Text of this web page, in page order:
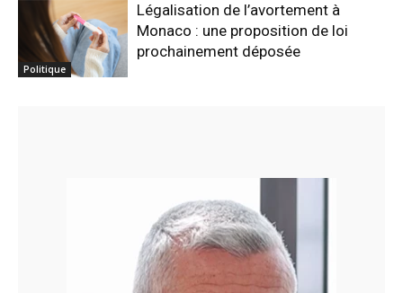
Politique
Légalisation de l’avortement à
Monaco : une proposition de loi
prochainement déposée